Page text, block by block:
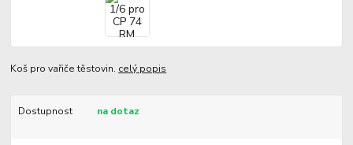
Koš pro vařiče těstovin. celý popis
Dostupnost na dotaz